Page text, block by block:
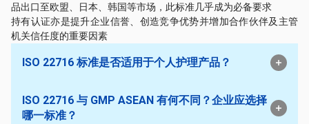
品出口至欧盟、日本、韩国等市场，此标准几乎成为必备要求
持有认证亦是提升企业信誉、创造竞争优势并增加合作伙伴及主管
机关信任度的重要因素
ISO 22716 标准是否适用于个人护理产品？
ISO 22716 与 GMP ASEAN 有何不同？企业应选择
哪一标准？